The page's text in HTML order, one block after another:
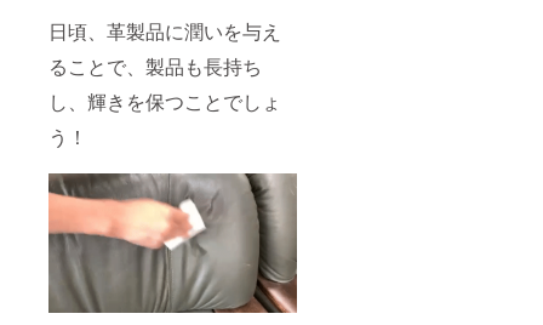
日頃、革製品に潤いを与え
ることで、製品も長持ち
し、輝きを保つことでしょ
う！